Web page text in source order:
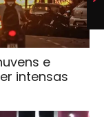
e
intensas